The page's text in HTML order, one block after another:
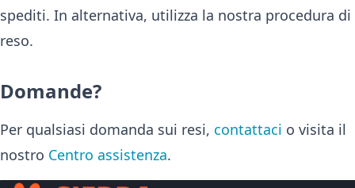
spediti. In alternativa, utilizza la nostra procedura di
reso.
Domande?
Per qualsiasi domanda sui resi, contattaci o visita il
nostro Centro assistenza.